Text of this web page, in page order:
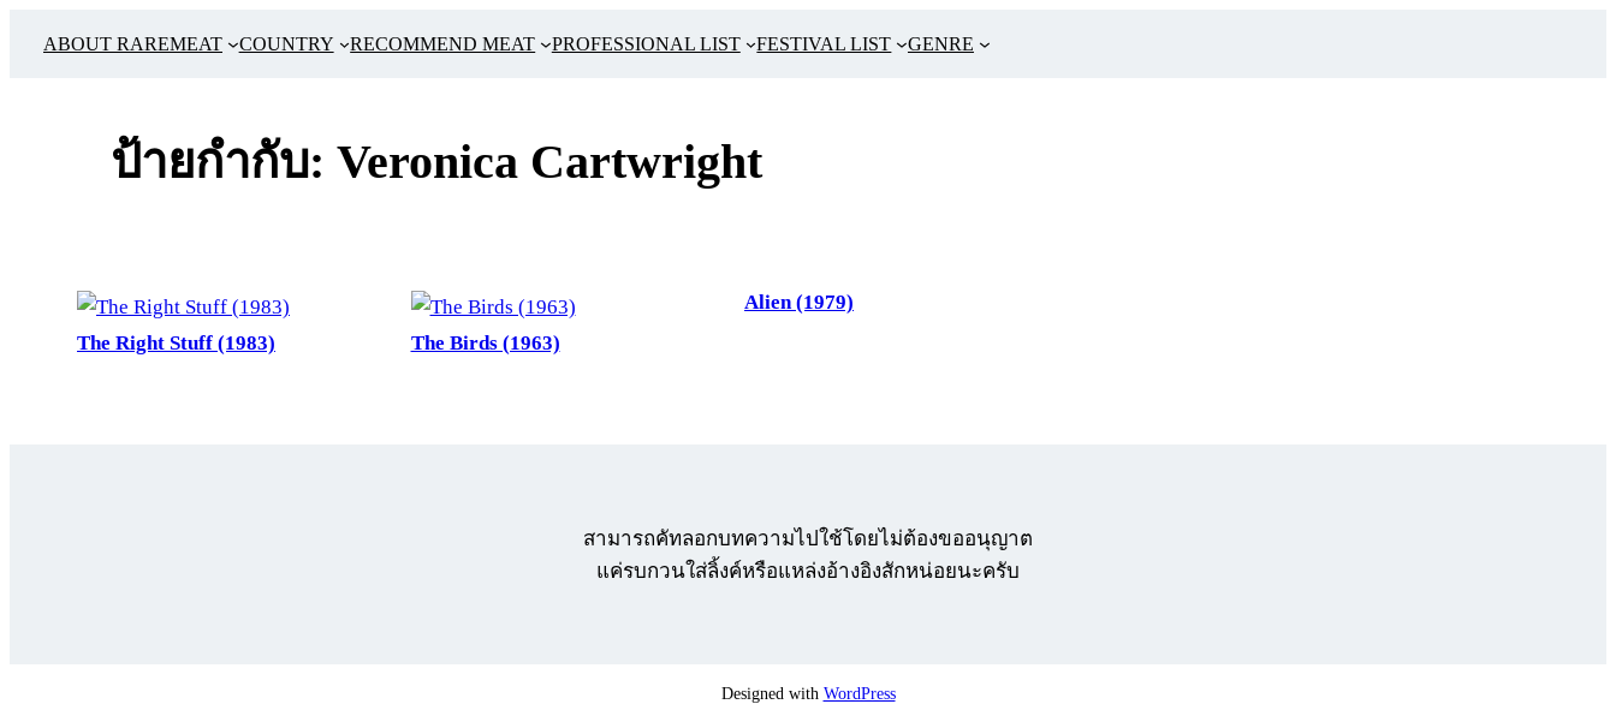
ABOUT RAREMEAT COUNTRY RECOMMEND MEAT PROFESSIONAL LIST FESTIVAL LIST GENRE
ป้ายกำกับ: Veronica Cartwright
The Right Stuff (1983) The Birds (1963)
Alien (1979)
สามารถคัทลอกบทความไปใช้โดยไม่ต้องขออนุญาต
แค่รบกวนใส่ลิ้งค์หรือแหล่งอ้างอิงสักหน่อยนะครับ
Designed with WordPress